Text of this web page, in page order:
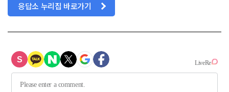
응답소 누리집 바로가기